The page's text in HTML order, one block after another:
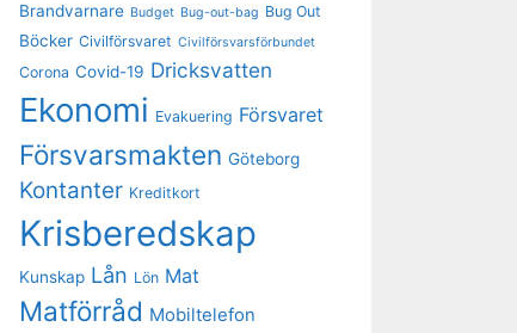
Brandvarnare Budget Bug-out-bag Bug Out
Böcker Civilförsvaret Civilförsvarsförbundet
Corona Covid-19 Dricksvatten
Ekonomi Evakuering Försvaret
Försvarsmakten Göteborg
Kontanter Kreditkort
Krisberedskap
Kunskap Lån Lön Mat
Matförråd Mobiltelefon